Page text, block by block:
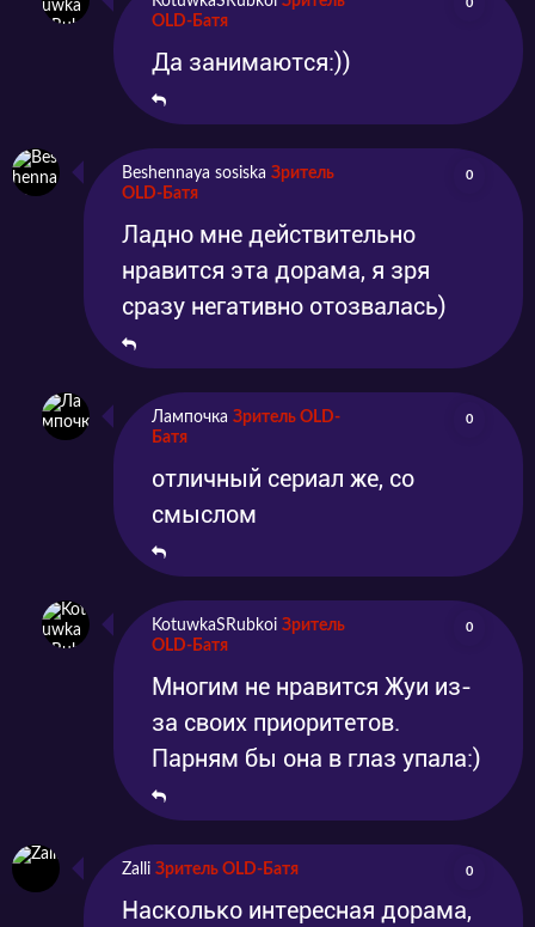
OLD-Батя
0
Да занимаются:))
Beshennaya sosiska Зритель
OLD-Батя
0
Ладно мне действительно
нравится эта дорама, я зря
сразу негативно отозвалась)
Лампочка Зритель OLD-
Батя
0
отличный сериал же, со
смыслом
KotuwkaSRubkoi Зритель
OLD-Батя
0
Многим не нравится Жуи из-
за своих приоритетов.
Парням бы она в глаз упала:)
Zalli Зритель OLD-Батя 0
Насколько интересная дорама,